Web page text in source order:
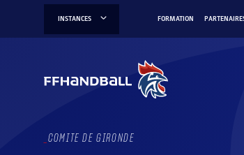
INSTANCES FORMATION
COMITE DE GIRONDE